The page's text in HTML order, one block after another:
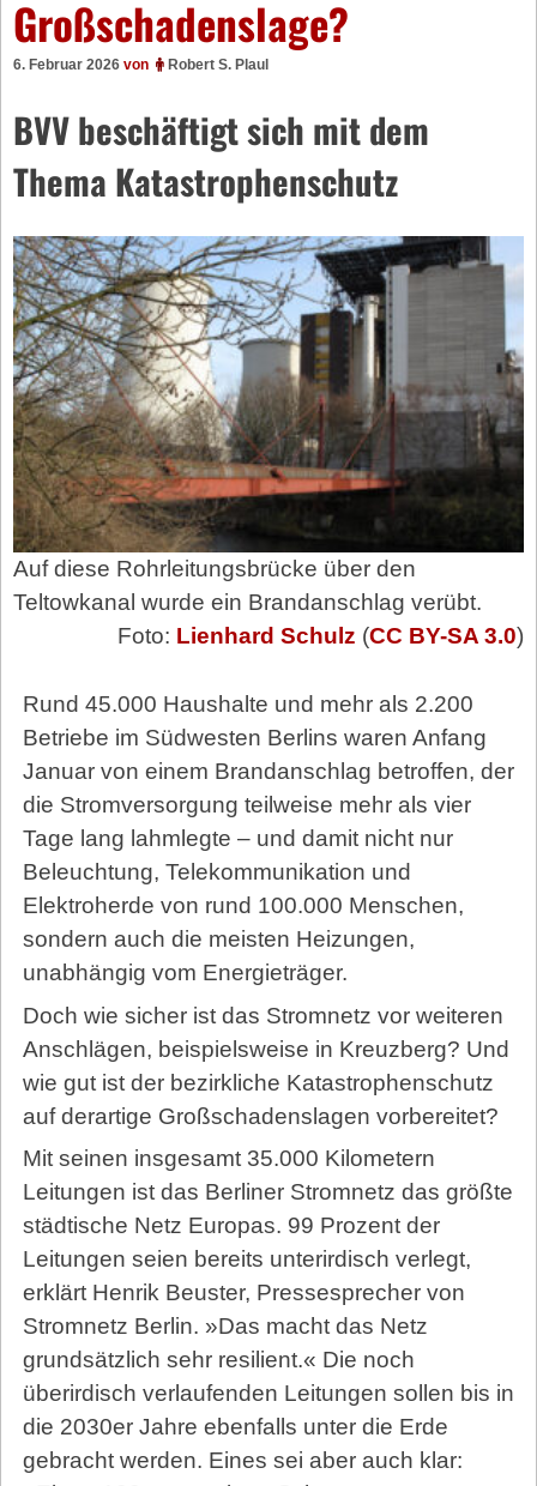
Großschadenslage?
6. Februar 2026 von Robert S. Plaul
BVV beschäftigt sich mit dem
Thema Katastrophenschutz
Auf diese Rohrleitungsbrücke über den
Teltowkanal wurde ein Brandanschlag verübt.
Foto: Lienhard Schulz (CC BY-SA 3.0)
Rund 45.000 Haushalte und mehr als 2.200
Betriebe im Südwesten Berlins waren Anfang
Januar von einem Brandanschlag betroffen, der
die Stromversorgung teilweise mehr als vier
Tage lang lahmlegte – und damit nicht nur
Beleuchtung, Telekommunikation und
Elektroherde von rund 100.000 Menschen,
sondern auch die meisten Heizungen,
unabhängig vom Energieträger.
Doch wie sicher ist das Stromnetz vor weiteren
Anschlägen, beispielsweise in Kreuzberg? Und
wie gut ist der bezirkliche Katastrophenschutz
auf derartige Großschadenslagen vorbereitet?
Mit seinen insgesamt 35.000 Kilometern
Leitungen ist das Berliner Stromnetz das größte
städtische Netz Europas. 99 Prozent der
Leitungen seien bereits unterirdisch verlegt,
erklärt Henrik Beuster, Pressesprecher von
Stromnetz Berlin. »Das macht das Netz
grundsätzlich sehr resilient.« Die noch
überirdisch verlaufenden Leitungen sollen bis in
die 2030er Jahre ebenfalls unter die Erde
gebracht werden. Eines sei aber auch klar: